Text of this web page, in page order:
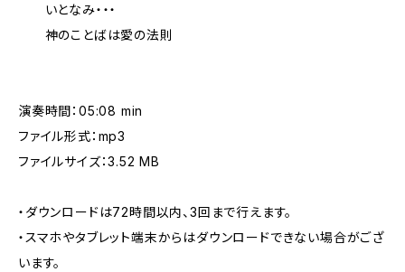
いとなみ・・・
神のことばは愛の法則
演奏時間：05:08 min
ファイル形式：mp3
ファイルサイズ：3.52 MB
・ダウンロードは72時間以内、3回まで行えます。
・スマホやタブレット端末からはダウンロードできない場合がござ
います。